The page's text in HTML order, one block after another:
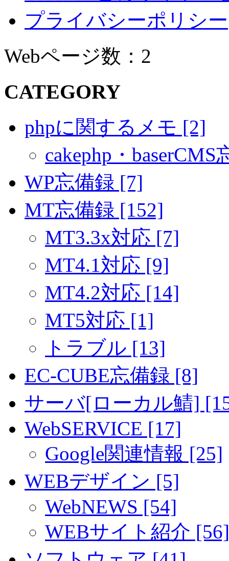
プライバシーポリシー
Webページ数：2
CATEGORY
phpに関するメモ [2]
cakephp・baserCMS
WP忘備録 [7]
MT忘備録 [152]
MT3.3x対応 [7]
MT4.1対応 [9]
MT4.2対応 [14]
MT5対応 [1]
トラブル [13]
EC-CUBE忘備録 [8]
サーバ[ローカル鯖]
WebSERVICE [17]
Google関連情報 [25]
WEBデザイン [5]
WebNEWS [54]
WEBサイト紹介 [56]